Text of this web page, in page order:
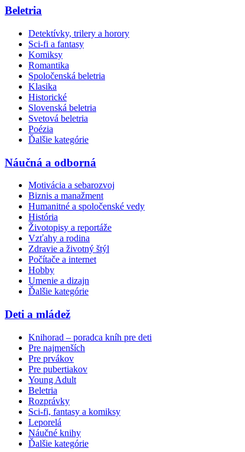
Beletria
Detektívky, trilery a horory
Sci-fi a fantasy
Komiksy
Romantika
Spoločenská beletria
Klasika
Historické
Slovenská beletria
Svetová beletria
Poézia
Ďalšie kategórie
Náučná a odborná
Motivácia a sebarozvoj
Biznis a manažment
Humanitné a spoločenské vedy
História
Životopisy a reportáže
Vzťahy a rodina
Zdravie a životný štýl
Počítače a internet
Hobby
Umenie a dizajn
Ďalšie kategórie
Deti a mládež
Knihorad – poradca kníh pre deti
Pre najmenších
Pre prvákov
Pre pubertiakov
Young Adult
Beletria
Rozprávky
Sci-fi, fantasy a komiksy
Leporelá
Náučné knihy
Ďalšie kategórie